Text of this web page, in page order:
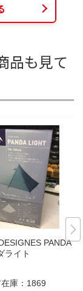
品も見て
PANDA LI
ライト
庫： 1869